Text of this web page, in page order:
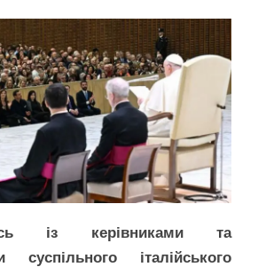
із керівниками та
суспільного італійського